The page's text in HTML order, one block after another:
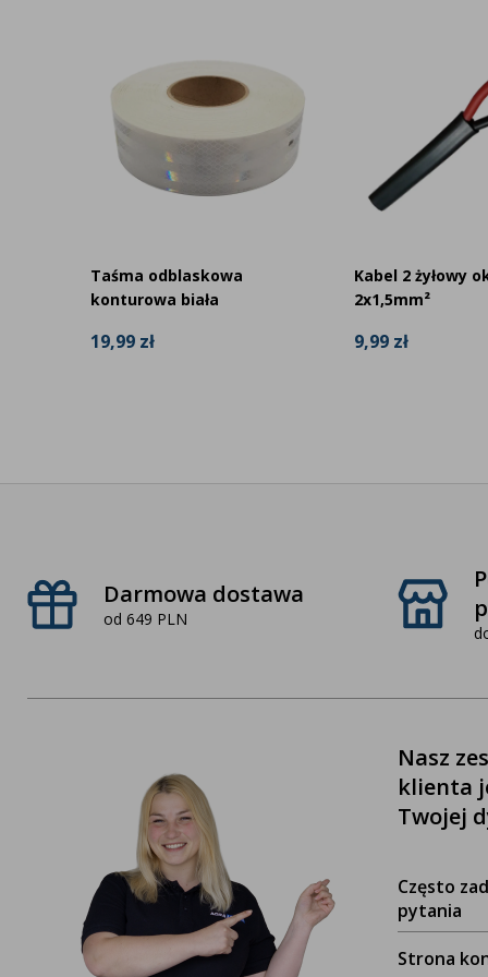
Taśma odblaskowa
konturowa biała
19,99 zł
Kabel 2 żyłowy
2x1,5mm²
9,99 zł
Darmowa dostawa
od 649 PLN
Nasz
klienta
Twojej
Często
pytania
Strona